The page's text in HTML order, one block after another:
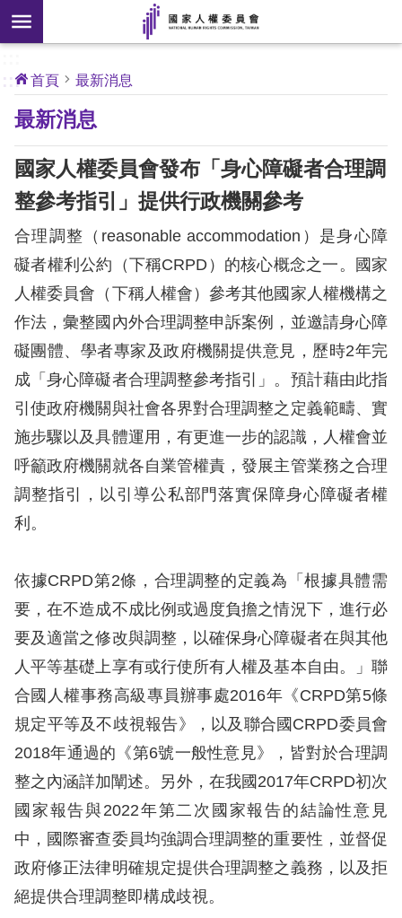
前往主要內容區塊
搜
尋
開
新
]
核
心
人
權
公
約
關
於
本
會
新
消
息
人
權
業
務
核
心
人
權
公
約
情
申
訴
人
資
:::
首頁 最新消息
最新消息
國家人權委員會發布「身心障礙者合理調
整參考指引」提供行政機關參考
合理調整（reasonable accommodation）是身心障
礙者權利公約（下稱CRPD）的核心概念之一。國家
人權委員會（下稱人權會）參考其他國家人權機構之
作法，彙整國內外合理調整申訴案例，並邀請身心障
礙團體、學者專家及政府機關提供意見，歷時2年完
成「身心障礙者合理調整參考指引」。預計藉由此指
引使政府機關與社會各界對合理調整之定義範疇、實
施步驟以及具體運用，有更進一步的認識，人權會並
呼籲政府機關就各自業管權責，發展主管業務之合理
調整指引，以引導公私部門落實保障身心障礙者權
利。
依據CRPD第2條，合理調整的定義為「根據具體需
要，在不造成不成比例或過度負擔之情況下，進行必
要及適當之修改與調整，以確保身心障礙者在與其他
人平等基礎上享有或行使所有人權及基本自由。」聯
合國人權事務高級專員辦事處2016年《CRPD第5條
規定平等及不歧視報告》，以及聯合國CRPD委員會
2018年通過的《第6號一般性意見》，皆對於合理調
整之內涵詳加闡述。另外，在我國2017年CRPD初次
國家報告與2022年第二次國家報告的結論性意見
中，國際審查委員均強調合理調整的重要性，並督促
政府修正法律明確規定提供合理調整之義務，以及拒
絕提供合理調整即構成歧視。